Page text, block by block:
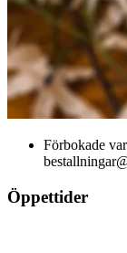
Förbokade
Öppettider